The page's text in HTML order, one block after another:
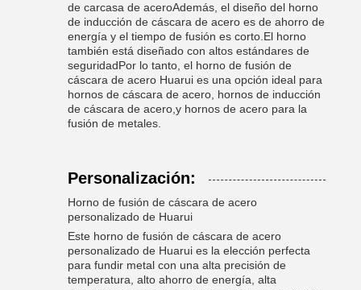
de carcasa de aceroAdemás, el diseño del horno
de inducción de cáscara de acero es de ahorro de
energía y el tiempo de fusión es corto.El horno
también está diseñado con altos estándares de
seguridadPor lo tanto, el horno de fusión de
cáscara de acero Huarui es una opción ideal para
hornos de cáscara de acero, hornos de inducción
de cáscara de acero,y hornos de acero para la
fusión de metales.
Personalización:
Horno de fusión de cáscara de acero
personalizado de Huarui
Este horno de fusión de cáscara de acero
personalizado de Huarui es la elección perfecta
para fundir metal con una alta precisión de
temperatura, alto ahorro de energía, alta